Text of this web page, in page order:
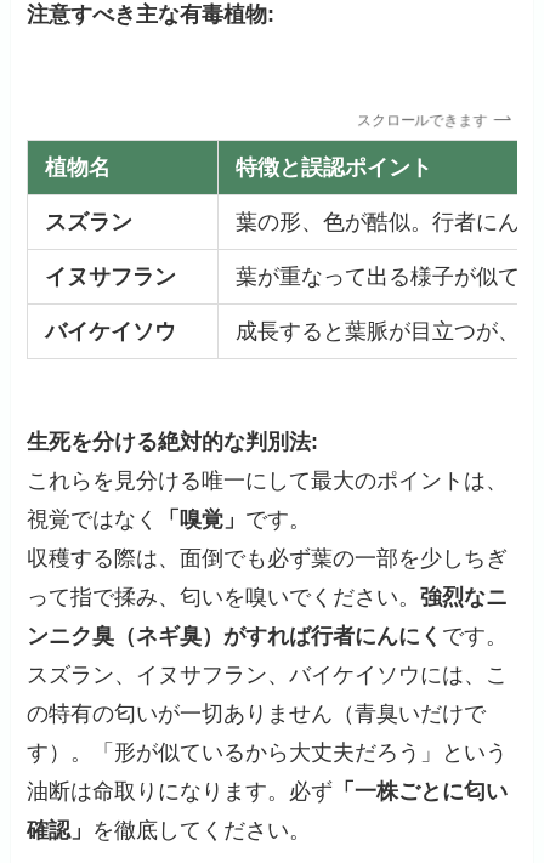
注意すべき主な有毒植物:
スクロールできます
植物名 特徴と誤認ポイント
スズラン 葉の形、色が酷似。行者にん
イヌサフラン 葉が重なって出る様子が似て
バイケイソウ 成長すると葉脈が目立つが、
生死を分ける絶対的な判別法:
これらを見分ける唯一にして最大のポイントは、
視覚ではなく
「嗅覚」 です。
収穫する際は、面倒でも必ず葉の一部を少しちぎ
って指で揉み、匂いを嗅いでください。強烈なニ
ンニク臭（ネギ臭）がすれば行者にんにく です。
スズラン、イヌサフラン、バイケイソウには、こ
の特有の匂いが一切ありません（青臭いだけで
す）。「形が似ているから大丈夫だろう」という
油断は命取りになります。必ず 「一株ごとに匂い
確認」 を徹底してください。